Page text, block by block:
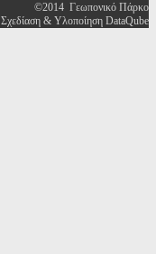
©2014 Γεωπονικό Πάρκο
Σχεδίαση & Υλοποίηση DataQube